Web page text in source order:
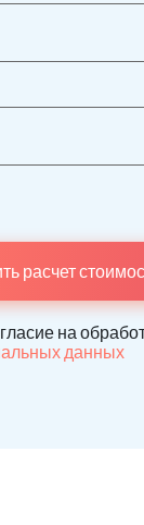
расчет
на
данных